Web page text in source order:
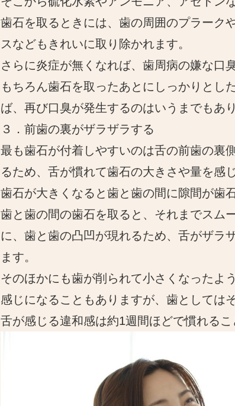
歯石を取るときには、歯の周囲のプラーク
スなどもきれいに取り除かれます。
さらに炎症が無くなれば、歯周病の嫌な口
もちろん歯石を取ったあとにしっかりとし
ば、再び口臭が発生するのはいうまでもあ
３．前歯の裏がザラザラする
最も歯石が付着しやすいのは舌の前歯の裏
るため、舌が慣れて歯石の大きさや量を感
歯石が大きくなると歯と歯の間に隙間が歯
歯と歯の間の歯石を取ると、それまでスム
に、歯と歯の凸凹が現れるため、舌がザラ
ます。
そのほかにも歯が削られて小さくなったよ
感じになることもありますが、歯としては
舌が感じる違和感は約1週間ほどで慣れるこ